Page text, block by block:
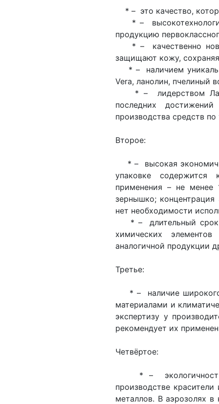
* – это качество,
* –
продукцию
* – качественно
защищают кожу,
* – наличием
Vera, ланолин, пчелиный
* – лидерством
последних
производства средств
Второе:
* – высокая
упаковке содержится
применения – не менее
зернышко;
нет необходимости
* – длительный срок
химических
аналогичной продукции
Третье:
* – наличие широкого
материалами и
экспертизу у
рекомендует их
Четвёртое:
* – экологичность
производстве
металлов. В аэрозолях в